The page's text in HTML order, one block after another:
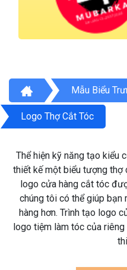
Mẫu Biểu
Logo Thợ Cắt Tóc
Thể hiện kỹ năng tạo kiểu
thiết kế một biểu tượng thợ
logo cửa hàng cắt tóc
chúng tôi có thể giúp bạn
hàng hơn. Trình tạo logo
logo tiệm làm tóc của